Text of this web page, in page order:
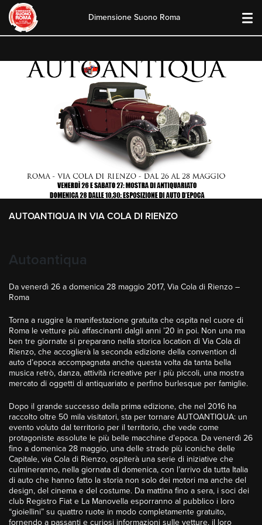
content
Dimensione Suono Roma
AUTOANTIQUA IN VIA COLA DI RIENZO
Autoantiqua
Da venerdì 26 a domenica 28 maggio 2017, Via Cola di Rienzo –
Roma
Torna a ruggire la manifestazione gratuita che ospita nel cuore di
Roma le vetture più affascinanti dalgli anni ’20 in poi. Non una ma
ben tre giornate si preparano nella storica location di Via Cola di
Rienzo, che accoglierà la seconda edizione della convention di
auto d’epoca accompagnata anche questa volta da tanta bella
musica retrò, danza, attività ricreative per i più piccoli, una mostra
mercato di oggetti di antiquariato e perfino burlesque per famiglie.
Dopo il grande successo della prima edizione, che nel 2016 ha
raccolto oltre 50 mila visitatori, sta per tornare AUTOANTIQUA: un
evento voluto dal territorio per il territorio, che vede come
protagoniste assolute le più belle macchine d’epoca. Da venerdì 26
fino a domenica 28 maggio, una delle strade più iconiche delle
Capitale, via Cola di Rienzo, ospiterà una serie di iniziative che
culmineranno, nella giornata di domenica, con l’arrivo da tutta Italia
di auto che hanno fatto la storia non solo dei motori ma anche del
design, del cinema e del costume. Da mattina fino a sera, i soci dei
club Registro Fiat e La Manovella esporranno al pubblico i loro
“gioiellini” su quattro ruote in modo completamente gratuito,
fornendo a passanti e curiosi informazioni sulle vetture, il loro